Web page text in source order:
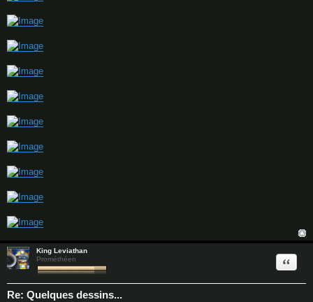
King Leviathan
Prométhéen
Re: Quelques dessins...
Quote